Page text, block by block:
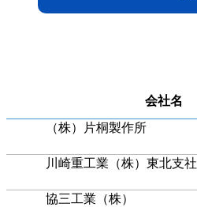
会社名
（株）片桐製作所
川崎重工業（株）東北支社
協三工業（株）